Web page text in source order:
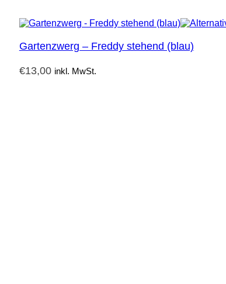
Gartenzwerg – Freddy stehend (blau)
€13,00 inkl. MwSt.